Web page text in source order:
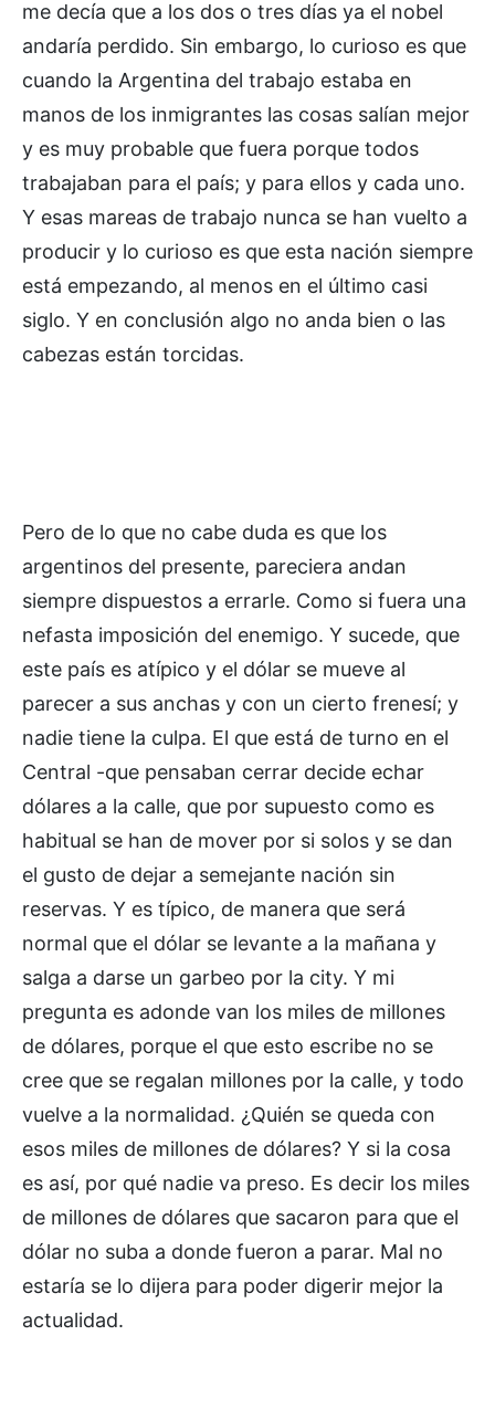
me decía que a los dos o tres días ya el nobel
andaría perdido. Sin embargo, lo curioso es que
cuando la Argentina del trabajo estaba en
manos de los inmigrantes las cosas salían mejor
y es muy probable que fuera porque todos
trabajaban para el país; y para ellos y cada uno.
Y esas mareas de trabajo nunca se han vuelto a
producir y lo curioso es que esta nación siempre
está empezando, al menos en el último casi
siglo. Y en conclusión algo no anda bien o las
cabezas están torcidas.
Pero de lo que no cabe duda es que los
argentinos del presente, pareciera andan
siempre dispuestos a errarle. Como si fuera una
nefasta imposición del enemigo. Y sucede, que
este país es atípico y el dólar se mueve al
parecer a sus anchas y con un cierto frenesí; y
nadie tiene la culpa. El que está de turno en el
Central -que pensaban cerrar decide echar
dólares a la calle, que por supuesto como es
habitual se han de mover por si solos y se dan
el gusto de dejar a semejante nación sin
reservas. Y es típico, de manera que será
normal que el dólar se levante a la mañana y
salga a darse un garbeo por la city. Y mi
pregunta es adonde van los miles de millones
de dólares, porque el que esto escribe no se
cree que se regalan millones por la calle, y todo
vuelve a la normalidad. ¿Quién se queda con
esos miles de millones de dólares? Y si la cosa
es así, por qué nadie va preso. Es decir los miles
de millones de dólares que sacaron para que el
dólar no suba a donde fueron a parar. Mal no
estaría se lo dijera para poder digerir mejor la
actualidad.